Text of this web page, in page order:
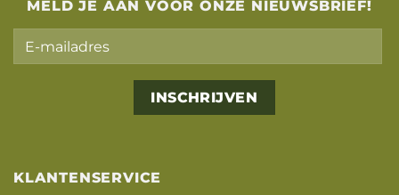
MELD JE AAN VOOR ONZE NIEUWSBRIEF!
KLANTENSERVICE